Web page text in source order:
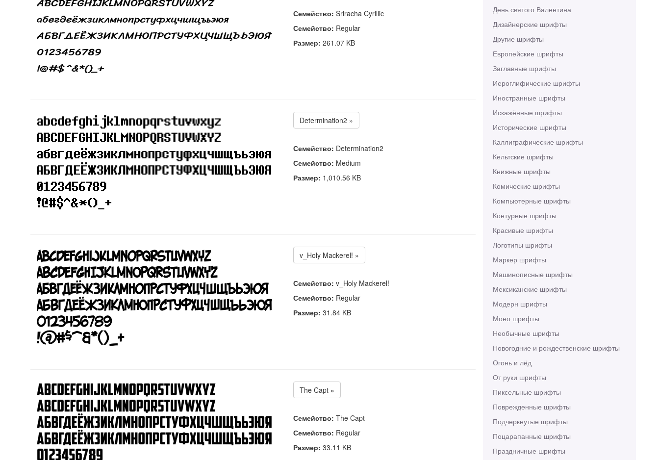
День святого Валентина
Дизайнерские шрифты
Другие шрифты
Европейские шрифты
Заглавные шрифты
Иероглифические шрифты
Иностранные шрифты
Искажённые шрифты
Исторические шрифты
Каллиграфические шрифты
Кельтские шрифты
Книжные шрифты
Комические шрифты
Компьютерные шрифты
Контурные шрифты
Красивые шрифты
Логотипы шрифты
Маркер шрифты
Машинописные шрифты
Мексиканские шрифты
Модерн шрифты
Моно шрифты
Необычные шрифты
Новогодние и рождественские шрифты
Огонь и лёд
От руки шрифты
Пиксельные шрифты
Поврежденные шрифты
Подчеркнутые шрифты
Поцарапанные шрифты
Праздничные шрифты
Семейство: Sriracha Cyrillic
Семейство: Regular
Размер: 261.07 KB
Determination2 »
Семейство: Determination2
Семейство: Medium
Размер: 1,010.56 KB
v_Holy Mackerel! »
Семейство: v_Holy Mackerel!
Семейство: Regular
Размер: 31.84 KB
The Capt »
Семейство: The Capt
Семейство: Regular
Размер: 33.11 KB